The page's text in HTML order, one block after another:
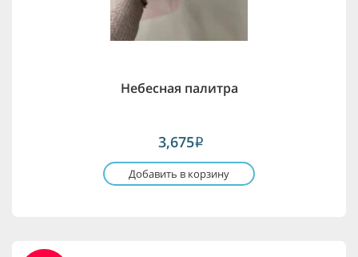
Небесная палитра
3,675i
Добавить в корзину